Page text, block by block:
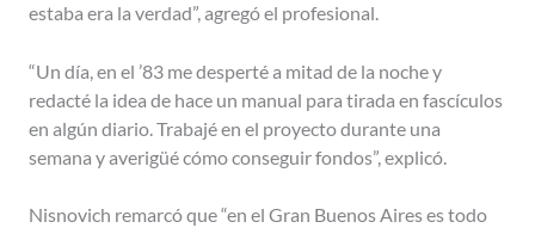
estaba era la verdad”, agregó el profesional.
“Un día, en el ’83 me desperté a mitad de la noche y
redacté la idea de hace un manual para tirada en fascículos
en algún diario. Trabajé en el proyecto durante una
semana y averigüé cómo conseguir fondos”, explicó.
Nisnovich remarcó que “en el Gran Buenos Aires es todo